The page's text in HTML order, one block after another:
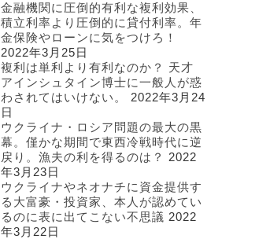
金融機関に圧倒的有利な複利効果、
積立利率より圧倒的に貸付利率。年
金保険やローンに気をつけろ！
2022年3月25日
複利は単利より有利なのか？ 天才
アインシュタイン博士に一般人が惑
わされてはいけない。
2022年3月24
日
ウクライナ・ロシア問題の最大の黒
幕。僅かな期間で東西冷戦時代に逆
戻り。漁夫の利を得るのは？
2022
年3月23日
ウクライナやネオナチに資金提供す
る大富豪・投資家、本人が認めてい
るのに表に出てこない不思議 2022
年3月22日